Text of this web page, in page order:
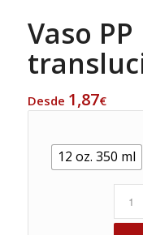
Vaso
Desde 1,87€
12 oz. 350 ml